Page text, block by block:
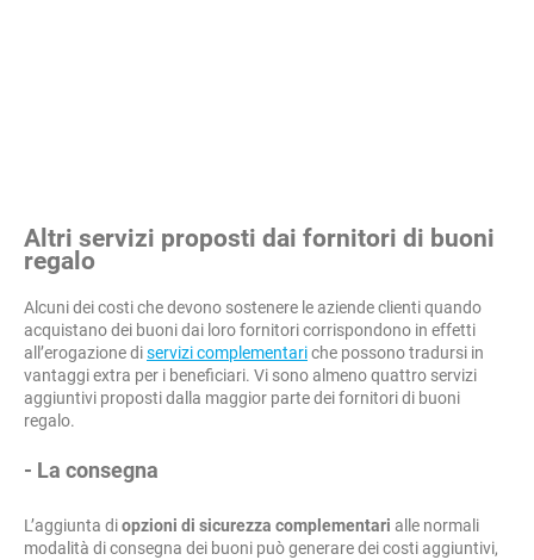
Altri servizi proposti dai fornitori di buoni
regalo
Alcuni dei costi che devono sostenere le aziende clienti quando
acquistano dei buoni dai loro fornitori corrispondono in effetti
all’erogazione diservizi complementariche possono tradursi in
vantaggi extra per i beneficiari. Vi sono almeno quattro servizi
aggiuntivi proposti dalla maggior parte dei fornitori di buoni
regalo.
- La consegna
L’aggiunta diopzioni di sicurezza complementari alle normali
modalità di consegna dei buoni può generare dei costi aggiuntivi,